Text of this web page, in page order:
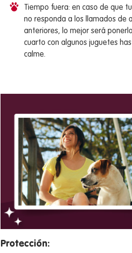
Tiempo fuera: en caso de que
no responda a los llamados de
anteriores, lo mejor será
cuarto con algunos juguetes
calme.
Protección: